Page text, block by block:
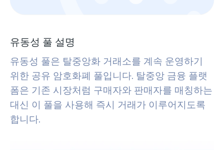
유동성 풀 설명
유동성 풀은 탈중앙화 거래소를 계속 운영하기
위한 공유 암호화폐 풀입니다. 탈중앙 금융 플랫
폼은 기존 시장처럼 구매자와 판매자를 매칭하는
대신 이 풀을 사용해 즉시 거래가 이루어지도록
합니다.